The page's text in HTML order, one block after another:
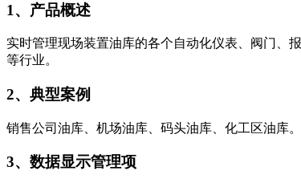
1、产品概述
实时管理现场装置油库的各个自动化仪表、阀门、
等行业。
2、典型案例
销售公司油库、机场油库、码头油库、化工区油库。
3、数据显示管理项